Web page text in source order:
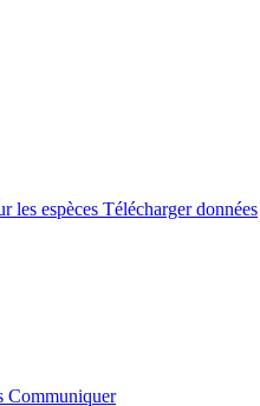
les espèces Télécharger données
Communiquer